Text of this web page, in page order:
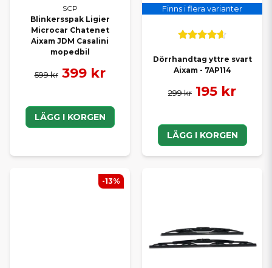
SCP
Blinkersspak Ligier
Microcar Chatenet
Aixam JDM Casalini
mopedbil
599 kr 399 kr
LÄGG I KORGEN
Finns i flera varianter
Dörrhandtag yttre svart
Aixam - 7AP114
299 kr 195 kr
LÄGG I KORGEN
-13%